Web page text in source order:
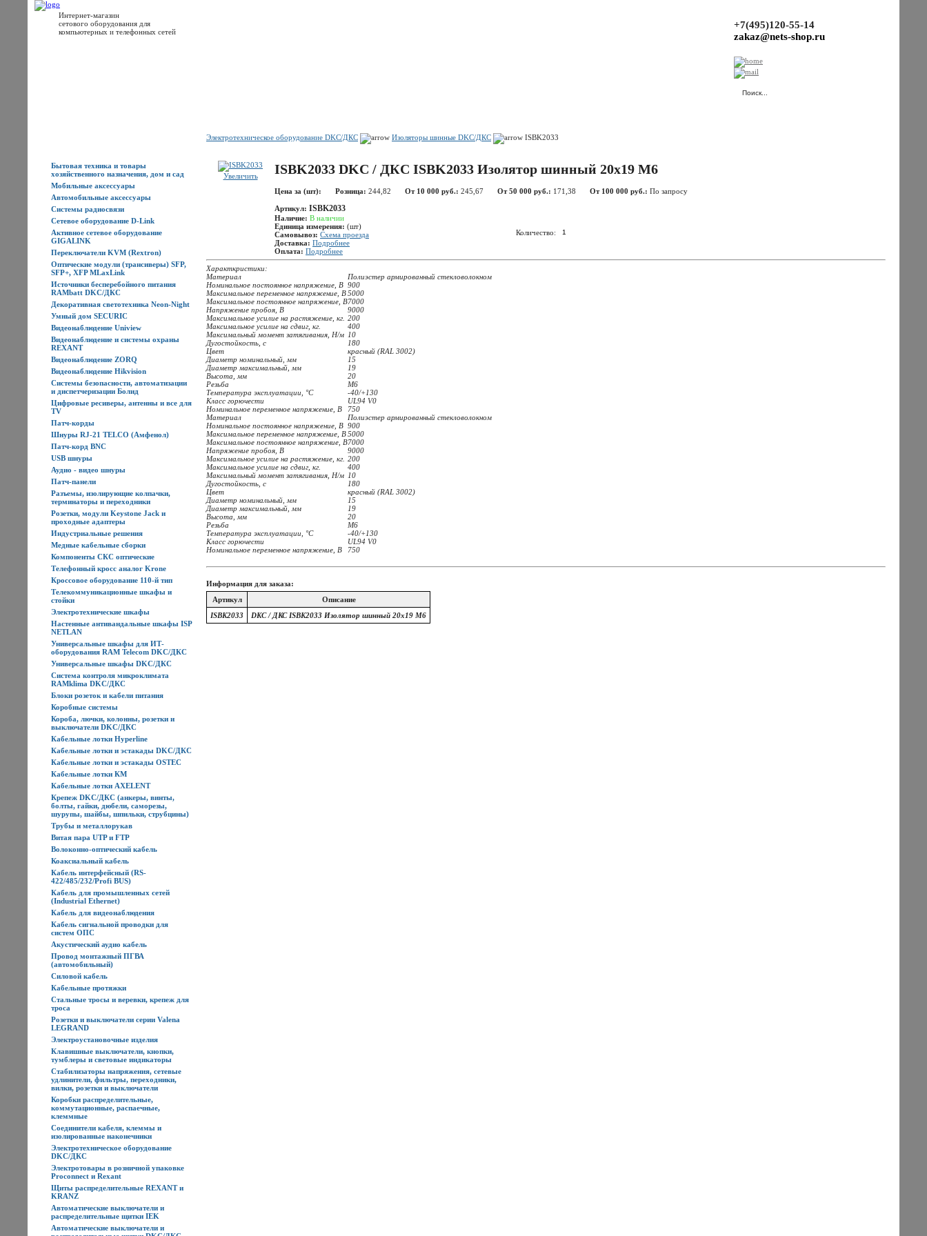
Интернет-магазин
сетового оборудования для
компьютерных и телефонных сетей
+7(495)120-55-14
zakaz@nets-shop.ru
Бытовая техника и товары
хозяйственного назначения, дом и сад
Мобильные аксессуары
Автомобильные аксессуары
Системы радиосвязи
Сетевое оборудование D-Link
Активное сетевое оборудование
GIGALINK
Переключатели KVM (Rextron)
Оптические модули (трансиверы) SFP,
SFP+, XFP MLaxLink
Источники бесперебойного питания
RAMbatt DKC/ДКС
Декоративная светотехника Neon-Night
Умный дом SECURIC
Видеонаблюдение Uniview
Видеонаблюдение и системы охраны
REXANT
Видеонаблюдение ZORQ
Видеонаблюдение Hikvision
Системы безопасности, автоматизации
и диспетчеризации Болид
Цифровые ресиверы, антенны и все для
TV
Патч-корды
Шнуры RJ-21 TELCO (Амфенол)
Патч-корд BNC
USB шнуры
Аудио - видео шнуры
Патч-панели
Разъемы, изолирующие колпачки,
терминаторы и переходники
Розетки, модули Keystone Jack и
проходные адаптеры
Индустриальные решения
Медные кабельные сборки
Компоненты СКС оптические
Телефонный кросс аналог Krone
Кроссовое оборудование 110-й тип
Телекоммуникационные шкафы и
стойки
Электротехнические шкафы
Настенные антивандальные шкафы ISP
NETLAN
Универсальные шкафы для ИТ-
оборудования RAM Telecom DKC/ДКС
Универсальные шкафы DKC/ДКС
Система контроля микроклимата
RAMklima DKC/ДКС
Блоки розеток и кабели питания
Коробные системы
Короба, лючки, колонны, розетки и
выключатели DKC/ДКС
Кабельные лотки Hyperline
Кабельные лотки и эстакады DKC/ДКС
Кабельные лотки и эстакады OSTEC
Кабельные лотки КМ
Кабельные лотки AXELENT
Крепеж DKC/ДКС (анкеры, винты,
болты, гайки, дюбели, саморезы,
шурупы, шайбы, шпильки, струбцины)
Трубы и металлорукав
Витая пара UTP и FTP
Волоконно-оптический кабель
Коаксиальный кабель
Кабель интерфейсный (RS-
422/485/232/Profi BUS)
Кабель для промышленных сетей
(Industrial Ethernet)
Кабель для видеонаблюдения
Кабель сигнальной проводки для
систем ОПС
Акустический аудио кабель
Провод монтажный ПГВА
(автомобильный)
Силовой кабель
Кабельные протяжки
Стальные тросы и веревки, крепеж для
троса
Розетки и выключатели серии Valena
LEGRAND
Электроустановочные изделия
Клавишные выключатели, кнопки,
тумблеры и световые индикаторы
Стабилизаторы напряжения, сетевые
удлинители, фильтры, переходники,
вилки, розетки и выключатели
Коробки распределительные,
коммутационные, распаечные,
клеммные
Соединители кабеля, клеммы и
изолированные наконечники
Электротехническое оборудование
DKC/ДКС
Электротовары в розничной упаковке
Proconnect и Rexant
Щиты распределительные REXANT и
KRANZ
Автоматические выключатели и
распределительные щитки IEK
Автоматические выключатели и
Электротехническое оборудование DKC/ДКС Изоляторы шинные DKC/ДКС ISBK2033
Увеличить ISBK2033 DKC / ДКС ISBK2033 Изолятор шинный 20х19 М6
Цена за (шт): Розница: 244,82 От 10 000 руб.: 245,67 От 50 000 руб.: 171,38 От 100 000 руб.: По запросу
Артикул: ISBK2033
Наличие: В наличии
Единица измерения: (шт)
Самовывоз: Схема проезда
Доставка: Подробнее
Оплата: Подробнее
Количество:
Характкристики:
Материал
Полиэстер армированный стекловолокном
Номинальное постоянное напряжение, В 900
Максимальное переменное напряжение, В5000
Максимальное постоянное напряжение, В7000
Напряжение пробоя, В
9000
Максимальное усилие на растяжение, кг. 200
Максимальное усилие на сдвиг, кг.
400
Максимальный момент затягивания, Н/м 10
Дугостойкость, с
180
Цвет
красный (RAL 3002)
Диаметр номинальный, мм
15
Диаметр максимальный, мм
19
Высота, мм
20
Резьба
M6
Температура эксплуатации, °С
-40/+130
Класс горючести
UL94 V0
Номинальное переменное напряжение, В
750
Материал
Полиэстер армированный стекловолокном
Номинальное постоянное напряжение, В 900
Максимальное переменное напряжение, В5000
Максимальное постоянное напряжение, В7000
Напряжение пробоя, В
9000
Максимальное усилие на растяжение, кг. 200
Максимальное усилие на сдвиг, кг.
400
Максимальный момент затягивания, Н/м 10
Дугостойкость, с
180
Цвет
красный (RAL 3002)
Диаметр номинальный, мм
15
Диаметр максимальный, мм
19
Высота, мм
20
Резьба
M6
Температура эксплуатации, °С
-40/+130
Класс горючести
UL94 V0
Номинальное переменное напряжение, В
750
Информация для заказа:
Артикул
Описание
ISBK2033
DKC / ДКС ISBK2033 Изолятор шинный 20х19 М6